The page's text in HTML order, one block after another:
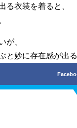
る衣装を着ると、
が、
と妙に存在感が出る